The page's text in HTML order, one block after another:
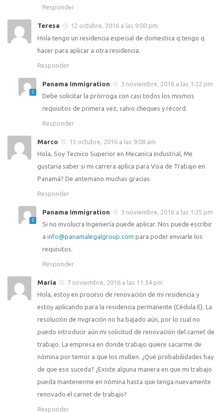
Responder
Teresa
12 octubre, 2016 a las 9:00 pm
Hola tengo un residencia especial de domestica q tengo q
hacer para aplicar a otra residencia.
Responder
Panama Immigration
3 noviembre, 2016 a las 1:22 pm
Debe solicitar la prórroga con casi todos los mismos
requisitos de primera vez, salvo cheques y récord.
Responder
Marco
15 octubre, 2016 a las 9:08 am
Hola, Soy Tecnico Superior en Mecanica Industrial, Me
gustaria saber si mi carrera aplica para Visa de Trabajo en
Panamá? De antemano muchas gracias.
Responder
Panama Immigration
3 noviembre, 2016 a las 1:25 pm
Si no involucra Ingeniería puede aplicar. Nos puede escribir
a info@panamalegalgroup.com para poder enviarle los
requisitos.
Responder
Maria
7 noviembre, 2016 a las 11:34 pm
Hola, estoy en proceso de renovación de mi residencia y
estoy aplicando para la residencia permanente (Cédula E). La
resolución de migración no ha bajado aún, por lo cual no
puedo introducir aún mi solicitud de renovación del carnet de
trabajo. La empresa en donde trabajo quiere sacarme de
nómina por temor a que los multen. ¿Qué probabilidades hay
de que eso suceda? ¿Existe alguna manera en que mi trabajo
pueda mantenerme en nómina hasta que tenga nuevamente
renovado el carnet de trabajo?
Responder